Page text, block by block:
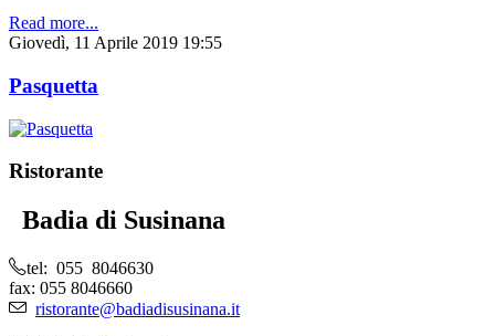
Read more...
Giovedì, 11 Aprile 2019 19:55
Pasquetta
Ristorante
Badia di Susinana
tel: 055 8046630
fax: 055 8046660
ristorante@badiadisusinana.it